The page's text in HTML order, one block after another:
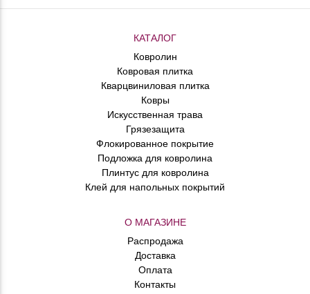
КАТАЛОГ
Ковролин
Ковровая плитка
Кварцвиниловая плитка
Ковры
Искусственная трава
Грязезащита
Флокированное покрытие
Подложка для ковролина
Плинтус для ковролина
Клей для напольных покрытий
О МАГАЗИНЕ
Распродажа
Доставка
Оплата
Контакты